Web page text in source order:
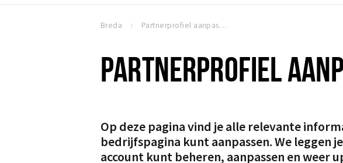
Breda Partnerprofiel aanpassen
PARTNERPROFIEL
Op deze pagina vind je alle relevante
bedrijfspagina kunt aanpassen. We leggen
account kunt beheren, aanpassen en weer